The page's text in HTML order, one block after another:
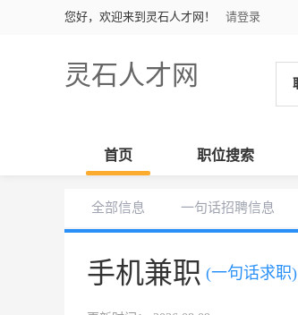
您好，欢迎来到灵石人才网！ 请登录
灵石人才网
首页 职位搜索
全部信息 一句话招聘信息
手机兼职 (一句话求职)